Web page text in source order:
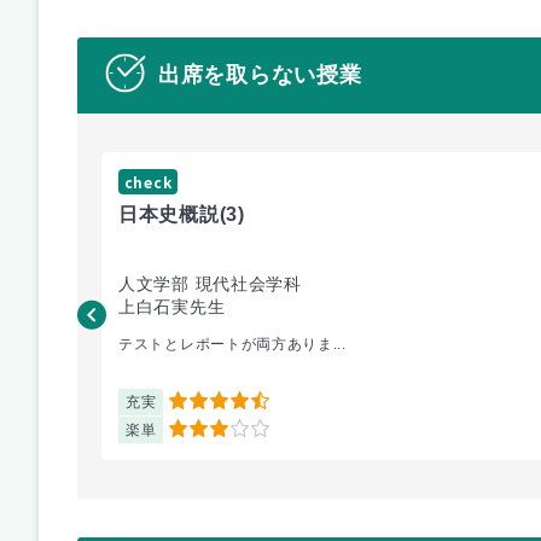
出席を取らない授業
check
日本史概説(3)
人文学部 現代社会学科
上白石実先生
テストとレポートが両方ありま...
充実 4.5
楽単 3